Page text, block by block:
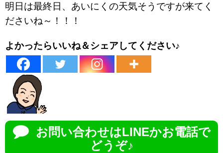
明日は最終日、あいにくの天気そうですが来てく
ださいね～！！！
よかったらいいね＆シェアしてください♪
お問い合わせはLINEかお電話で
どうぞ♪